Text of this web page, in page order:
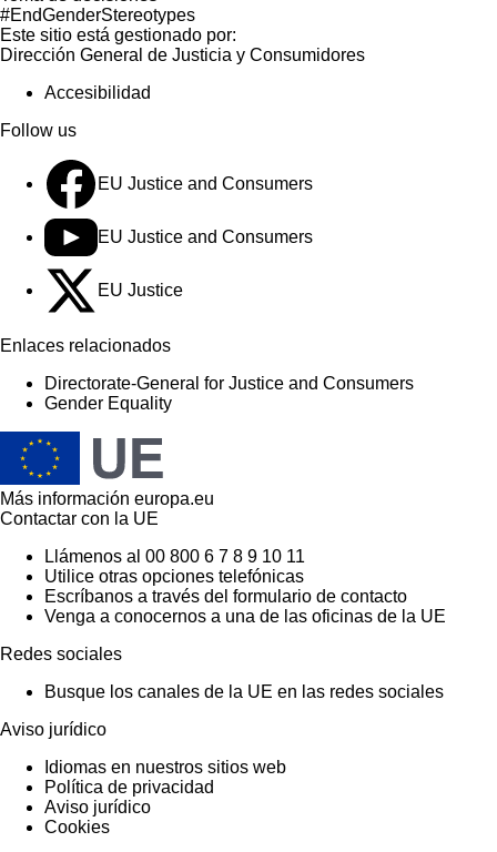
#EndGenderStereotypes
Este sitio está gestionado por:
Dirección General de Justicia y Consumidores
Accesibilidad
Follow us
EU Justice and Consumers
EU Justice and Consumers
EU Justice
Enlaces relacionados
Directorate-General for Justice and Consumers
Gender Equality
Más información europa.eu
Contactar con la UE
Llámenos al 00 800 6 7 8 9 10 11
Utilice otras opciones telefónicas
Escríbanos a través del formulario de contacto
Venga a conocernos a una de las oficinas de la UE
Redes sociales
Busque los canales de la UE en las redes sociales
Aviso jurídico
Idiomas en nuestros sitios web
Política de privacidad
Aviso jurídico
Cookies